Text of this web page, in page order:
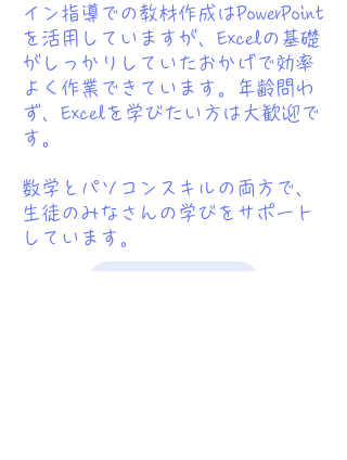
イン指導での教材作成はPowerPoint
を活用していますが、Excelの基礎
がしっかりしていたおかげで効率
よく作業できています。年齢問わ
ず、Excelを学びたい方は大歓迎で
す。
数学とパソコンスキルの両方で、
生徒のみなさんの学びをサポート
しています。